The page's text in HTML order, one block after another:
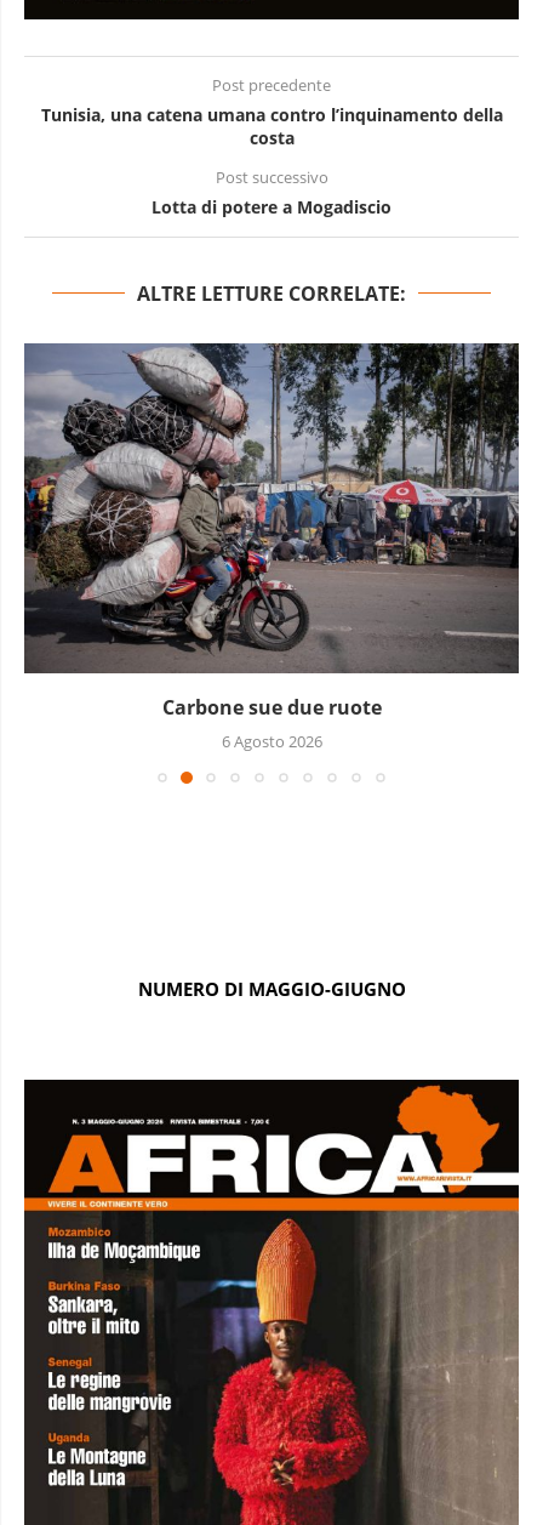
Post precedente
Tunisia, una catena umana contro l’inquinamento della
costa
Post successivo
Lotta di potere a Mogadiscio
ALTRE LETTURE CORRELATE:
Carbone sue due ruote
6 Agosto 2026
NUMERO DI MAGGIO-GIUGNO